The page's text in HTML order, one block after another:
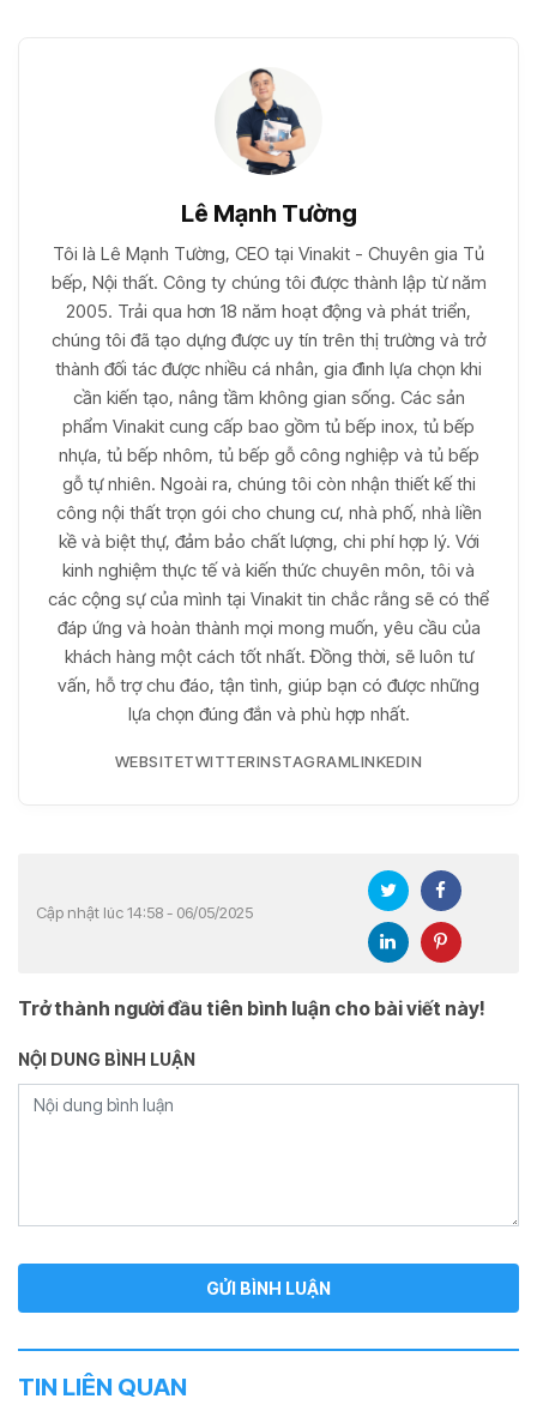
Lê Mạnh Tường
Tôi là Lê Mạnh Tường, CEO tại Vinakit - Chuyên gia Tủ
bếp, Nội thất. Công ty chúng tôi được thành lập từ năm
2005. Trải qua hơn 18 năm hoạt động và phát triển,
chúng tôi đã tạo dựng được uy tín trên thị trường và trở
thành đối tác được nhiều cá nhân, gia đình lựa chọn khi
cần kiến tạo, nâng tầm không gian sống. Các sản
phẩm Vinakit cung cấp bao gồm tủ bếp inox, tủ bếp
nhựa, tủ bếp nhôm, tủ bếp gỗ công nghiệp và tủ bếp
gỗ tự nhiên. Ngoài ra, chúng tôi còn nhận thiết kế thi
công nội thất trọn gói cho chung cư, nhà phố, nhà liền
kề và biệt thự, đảm bảo chất lượng, chi phí hợp lý. Với
kinh nghiệm thực tế và kiến thức chuyên môn, tôi và
các cộng sự của mình tại Vinakit tin chắc rằng sẽ có thể
đáp ứng và hoàn thành mọi mong muốn, yêu cầu của
khách hàng một cách tốt nhất. Đồng thời, sẽ luôn tư
vấn, hỗ trợ chu đáo, tận tình, giúp bạn có được những
lựa chọn đúng đắn và phù hợp nhất.
WEBSITETWITTERINSTAGRAMLINKEDIN
Cập nhật lúc 14:58 - 06/05/2025
Trở thành người đầu tiên bình luận cho bài viết này!
NỘI DUNG BÌNH LUẬN
TIN LIÊN QUAN